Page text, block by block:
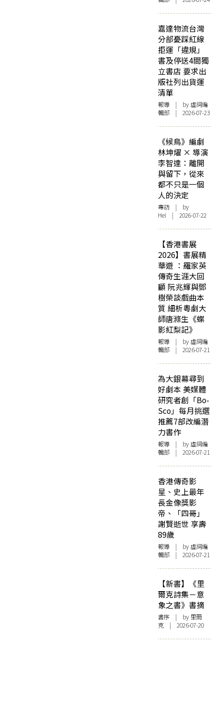
嘉達物流台灣
分部憂踩紅線
拒運「違規」
書及停送4間獨
立書店 要求出
版社列出貨運
清單
報導 | by 虛詞編
輯部 | 2026-07-23
《候鳥》編劇
林坤燿 × 導演
李智達：離開
與留下，從來
都不只是一個
人的決定
專訪 | by
Hei | 2026-07-22
【香港書展
2026】書展精
華遊 ：羅家英
傳奇生涯大回
顧 阮兆輝與鄧
樹榮談戲曲本
質 細析粵劇大
師唐滌生《蝶
影紅梨記》
報導 | by 虛詞編
輯部 | 2026-07-21
為大銀幕尋到
好劇本 美媒體
研究者創「Bo-
Sco」每月挑選
推薦7部改編潛
力書作
報導 | by 虛詞編
輯部 | 2026-07-21
香港傳奇影
星、史上最年
長金像獎影
帝、「四哥」
謝賢逝世 享壽
89歲
報導 | by 虛詞編
輯部 | 2026-07-21
【新書】《里
爾克詩集－意
象之書》書摘
書序 | by 里爾
克 | 2026-07-20